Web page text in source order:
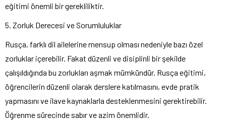
eğitimi önemli bir gerekliliktir.
5. Zorluk Derecesi ve Sorumluluklar
Rusça, farklı dil ailelerine mensup olması nedeniyle bazı özel
zorluklar içerebilir. Fakat düzenli ve disiplinli bir şekilde
çalışıldığında bu zorlukları aşmak mümkündür. Rusça eğitimi,
öğrencilerin düzenli olarak derslere katılmasını, evde pratik
yapmasını ve ilave kaynaklarla desteklenmesini gerektirebilir.
Öğrenme sürecinde sabır ve azim önemlidir.